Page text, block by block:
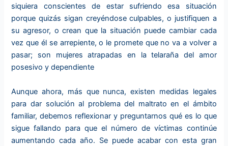
siquiera conscientes de estar sufriendo esa situación
porque quizás sigan creyéndose culpables, o justifiquen a
su agresor, o crean que la situación puede cambiar cada
vez que él se arrepiente, o le promete que no va a volver a
pasar; son mujeres atrapadas en la telaraña del amor
posesivo y dependiente
Aunque ahora, más que nunca, existen medidas legales
para dar solución al problema del maltrato en el ámbito
familiar, debemos reflexionar y preguntarnos qué es lo que
sigue fallando para que el número de víctimas continúe
aumentando cada año. Se puede acabar con esta gran